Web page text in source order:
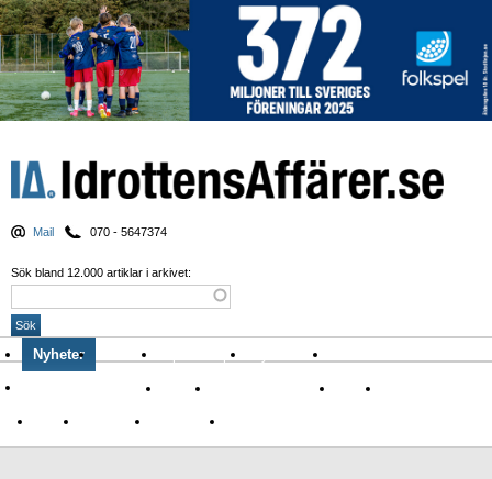
Mail 070 - 5647374
Sök bland 12.000 artiklar i arkivet:
Nyheter Krönikor Sport & spel Nyhetsbrev
Om Idrottens Affärer
Affärer I spåren av Corona Arena
Namn Sponsring TV-nyheter